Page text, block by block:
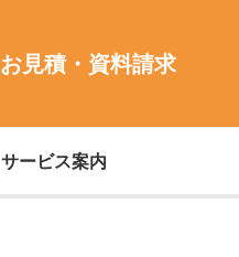
お見積・ 資料請求
サービス案内